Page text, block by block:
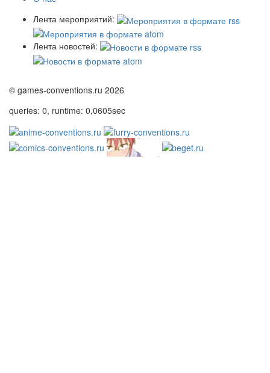
Лента мероприятий:
Лента новостей:
© games-conventions.ru 2026
queries: 0, runtime: 0,0605sec